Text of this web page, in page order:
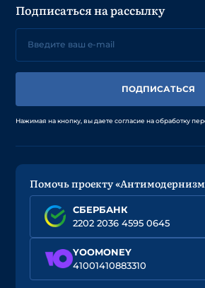
Подписаться на рассылку
ПОДПИСАТЬСЯ
Нажимая на кнопку, вы даете согласие на обработку
Помочь проекту
СБЕРБАНК
2202 2036 4595 0645
YOOMONEY
41001410883310